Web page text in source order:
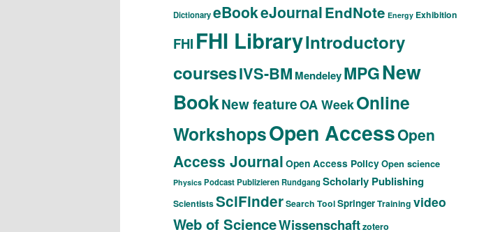
DictionaryeBookeJournalEndNote Energy Exhibition
FHI FHI LibraryIntroductory
coursesIVS-BM MendeleyMPGNew
BookNew featureOA WeekOnline
WorkshopsOpen AccessOpen
Access Journal Open Access PolicyOpen science
Physics PodcastPublizierenRundgang Scholarly Publishing
ScientistsSciFinderSearch ToolSpringerTraining video
Web of ScienceWissenschaftzotero